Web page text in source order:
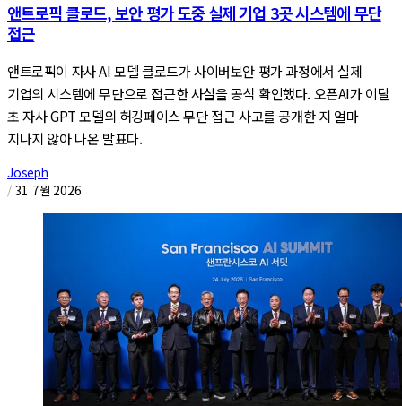
앤트로픽 클로드, 보안 평가 도중 실제 기업 3곳 시스템에 무단
접근
앤트로픽이 자사 AI 모델 클로드가 사이버보안 평가 과정에서 실제
기업의 시스템에 무단으로 접근한 사실을 공식 확인했다. 오픈AI가 이달
초 자사 GPT 모델의 허깅페이스 무단 접근 사고를 공개한 지 얼마
지나지 않아 나온 발표다.
Joseph
/ 31 7월 2026